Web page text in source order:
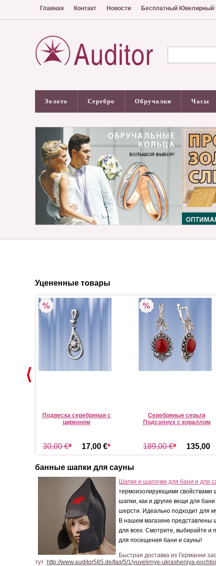
Главная Контакт Новости Бесплатный Ювелирный
Золото Серебро Обручалки Часы
Уцененные товары
Подвеска серебряная с
цирконом
30,00 €* 17,00 €*
Серебряные серьги
Подсолнух с кораллом
189,00 €*
135,00
банные шапки для сауны
Шапки и шапочки для бани и для
термоизолирующими свойствами
шапки, как и другие вещи для
шерсти. Идеально подходит для
В нашем магазине представлены
для всех. Смотрите, выбирайте и
для посещения бани и сауны!
Быстрая доставка из Германии
тут: http://www.auditor585.de/faq/5/1/yuvelirnye-ukrasheniya-